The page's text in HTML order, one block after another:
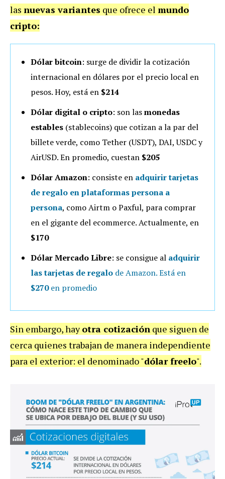
las nuevas variantes que ofrece el mundo
cripto:
Dólar bitcoin: surge de dividir la cotización
internacional en dólares por el precio local en
pesos. Hoy, está en $214
Dólar digital o cripto: son lasmonedas
estables (stablecoins) que cotizan a la par del
billete verde, como Tether (USDT), DAI, USDC y
AirUSD. En promedio, cuestan $205
Dólar Amazon: consiste en adquirir tarjetas
de regalo en plataformas persona a
persona, como Airtm o Paxful, para comprar
en el gigante del ecommerce. Actualmente, en
$170
Dólar Mercado Libre: se consigue al adquirir
las tarjetas de regalo de Amazon. Está en
$270en promedio
Sin embargo, hayotra cotización que siguen de
cerca quienes trabajan de manera independiente
para el exterior: el denominado "dólar freelo".